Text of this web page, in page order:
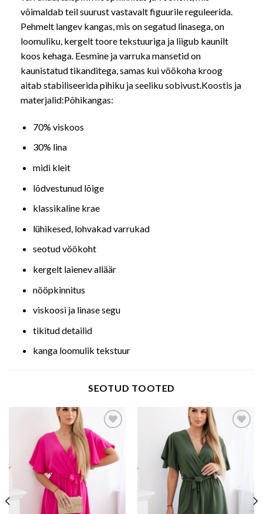
võimaldab teil suurust vastavalt figuurile reguleerida.
Pehmelt langev kangas, mis on segatud linasega, on
loomuliku, kergelt toore tekstuuriga ja liigub kaunilt
koos kehaga. Eesmine ja varruka mansetid on
kaunistatud tikanditega, samas kui vöökoha kroog
aitab stabiliseerida pihiku ja seeliku sobivust.Koostis ja
materjalid:Põhikangas:
70% viskoos
30% lina
midi kleit
lõdvestunud lõige
klassikaline krae
lühikesed, lohvakad varrukad
seotud vöökoht
kergelt laienev alläär
nööpkinnitus
viskoosi ja linase segu
tikitud detailid
kanga loomulik tekstuur
SEOTUD TOOTED
Add to wishlist Add to wishlist